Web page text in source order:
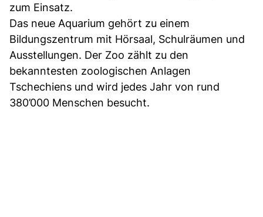
zum Einsatz.
Das neue Aquarium gehört zu einem
Bildungszentrum mit Hörsaal, Schulräumen und
Ausstellungen. Der Zoo zählt zu den
bekanntesten zoologischen Anlagen
Tschechiens und wird jedes Jahr von rund
380’000 Menschen besucht.